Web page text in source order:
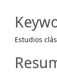
Estudios